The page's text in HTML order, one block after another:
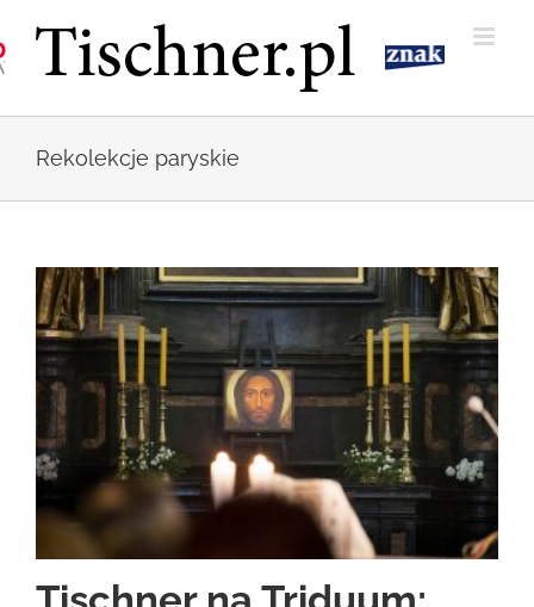
zawartości
Rekolekcje paryskie